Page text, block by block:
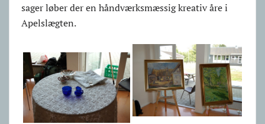
sager løber der en håndværksmæssig kreativ åre i
Apelslægten.